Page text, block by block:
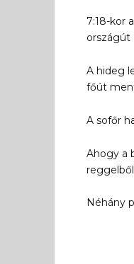
7:18-kor
országút
A hideg
főút
A sofőr
Ahogy a
Néhány